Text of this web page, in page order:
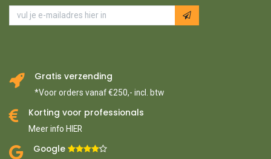
Gratis verzending
*Voor orders vanaf €250,- incl. btw
Korting voor professionals
Meer info HIER
Google ​